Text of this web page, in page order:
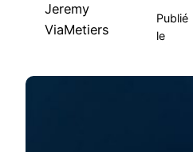
Jeremy
ViaMetiers
Publié
le